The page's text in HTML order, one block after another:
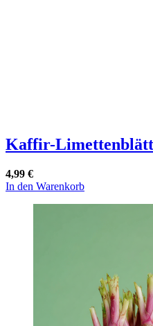
Kaffir-
4,99 €
In den Warenkorb